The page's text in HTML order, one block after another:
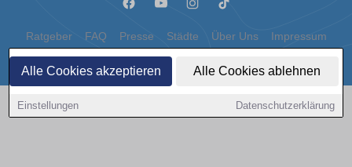
Alle Cookies akzeptieren Alle Cookies ablehnen
Einstellungen Datenschutzerklärung
Ratgeber FAQ Presse Städte Über Uns Impressum
Datenschutz Cookies
Copyright © 2000 - 2026 | 1A Infosysteme GmbH | Content by: 1a-sites-autos